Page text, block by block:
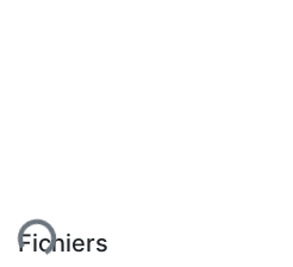
Fichiers